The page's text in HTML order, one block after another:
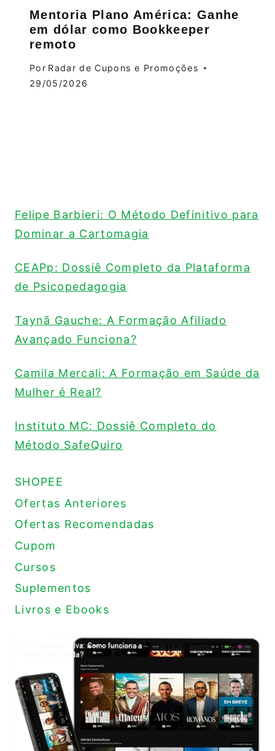
Mentoria Plano América: Ganhe
em dólar como Bookkeeper
remoto
Por Radar de Cupons e Promoções
29/05/2026
Felipe Barbieri: O Método Definitivo para
Dominar a Cartomagia
CEAPp: Dossiê Completo da Plataforma
de Psicopedagogia
Taynã Gauche: A Formação Afiliado
Avançado Funciona?
Camila Mercali: A Formação em Saúde da
Mulher é Real?
Instituto MC: Dossiê Completo do
Método SafeQuiro
SHOPEE
Ofertas Anteriores
Ofertas Recomendadas
Cupom
Cursos
Suplementos
Livros e Ebooks